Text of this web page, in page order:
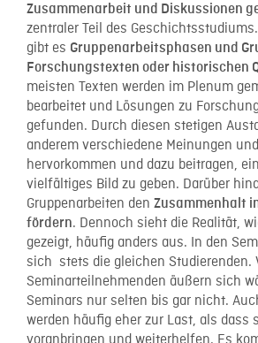
Zusammenarbeit und Diskussionen
zentraler Teil des
gibt es Gruppenarbeitsphasen und
Forschungstexten oder historischen
meisten Texten werden im Plenum
bearbeitet und Lösungen zu
gefunden. Durch diesen stetigen
anderem verschiedene Meinungen
hervorkommen und dazu beitragen,
vielfältiges Bild zu geben. Darüber
Gruppenarbeiten den Zusammenhalt
fördern. Dennoch sieht die Realität,
gezeigt, häufig anders aus. In den
sich stets die gleichen Studierenden.
Seminarteilnehmenden äußern sich
Seminars nur selten bis gar nicht.
werden häufig eher zur Last, als dass